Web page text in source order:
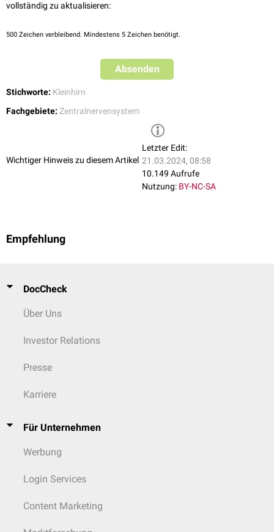
vollständig zu aktualisieren:
500 Zeichen verbleibend. Mindestens 5 Zeichen benötigt.
Absenden
Stichworte: Kleinhirn
Fachgebiete: Zentralnervensystem
Wichtiger Hinweis zu diesem Artikel
Letzter Edit:
21.03.2024, 08:58
10.149 Aufrufe
Nutzung: BY-NC-SA
Empfehlung
DocCheck
Über Uns
Investor Relations
Presse
Karriere
Für Unternehmen
Werbung
Login Services
Content Marketing